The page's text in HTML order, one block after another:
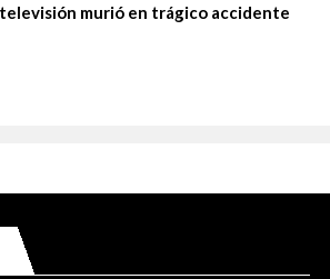
murió en trágico accidente